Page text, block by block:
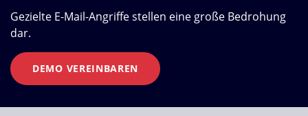
Gezielte E-Mail-Angriffe stellen eine große Bedrohung
dar.
DEMO VEREINBAREN